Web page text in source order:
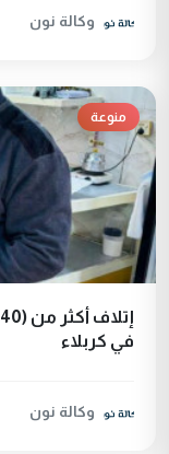
وكالة نون
منوعة
في كربلاء
وكالة نون